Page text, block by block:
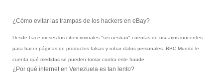
¿Cómo evitar las trampas de los hackers en eBay?
Desde hace meses los cibercriminales "secuestran" cuentas de usuarios inocentes
para hacer páginas de productos falsas y robar datos personales. BBC Mundo le
cuenta qué medidas se pueden tomar contra este fraude.
¿Por qué internet en Venezuela es tan lento?